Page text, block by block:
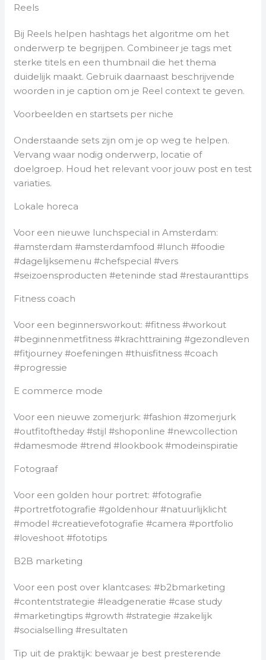
Reels
Bij Reels helpen hashtags het algoritme om het
onderwerp te begrijpen. Combineer je tags met
sterke titels en een thumbnail die het thema
duidelijk maakt. Gebruik daarnaast beschrijvende
woorden in je caption om je Reel context te geven.
Voorbeelden en startsets per niche
Onderstaande sets zijn om je op weg te helpen.
Vervang waar nodig onderwerp, locatie of
doelgroep. Houd het relevant voor jouw post en test
variaties.
Lokale horeca
Voor een nieuwe lunchspecial in Amsterdam:
#amsterdam #amsterdamfood #lunch #foodie
#dagelijksemenu #chefspecial #vers
#seizoensproducten #eteninde stad #restauranttips
Fitness coach
Voor een beginnersworkout: #fitness #workout
#beginnenmetfitness #krachttraining #gezondleven
#fitjourney #oefeningen #thuisfitness #coach
#progressie
E commerce mode
Voor een nieuwe zomerjurk: #fashion #zomerjurk
#outfitoftheday #stijl #shoponline #newcollection
#damesmode #trend #lookbook #modeinspiratie
Fotograaf
Voor een golden hour portret: #fotografie
#portretfotografie #goldenhour #natuurlijklicht
#model #creatievefotografie #camera #portfolio
#loveshoot #fototips
B2B marketing
Voor een post over klantcases: #b2bmarketing
#contentstrategie #leadgeneratie #case study
#marketingtips #growth #strategie #zakelijk
#socialselling #resultaten
Tip uit de praktijk: bewaar je best presterende